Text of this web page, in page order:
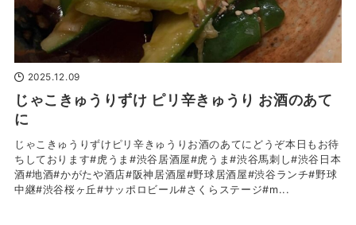
2025.12.09
じゃこきゅうりずけ ピリ辛きゅうり お酒のあて
に
じゃこきゅうりずけピリ辛きゅうりお酒のあてにどうぞ本日もお待
ちしております#虎うま#渋谷居酒屋#虎うま#渋谷馬刺し#渋谷日本
酒#地酒#かがたや酒店#阪神居酒屋#野球居酒屋#渋谷ランチ#野球
中継#渋谷桜ヶ丘#サッポロビール#さくらステージ#m...